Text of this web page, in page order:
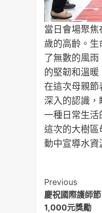
當日會場聚
歲的高齡。
了無數的風
的堅韌和溫暖
在這次母親節
深入的認識，
一種日常生活
這次的大樹
動中宣導水資
Post
Previous
慶祝國際護師
1,000元獎勵